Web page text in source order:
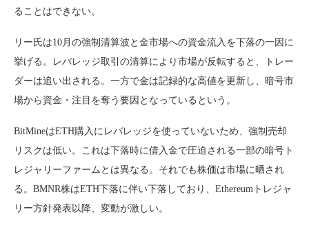
ることはできない。
リー氏は10月の強制清算波と金市場への資金流入を下落の一因に
挙げる。レバレッジ取引の清算により市場が反転すると、トレー
ダーは追い出される。一方で金は記録的な高値を更新し、暗号市
場から資金・注目を奪う要因となっているという。
BitMineはETH購入にレバレッジを使っていないため、強制売却
リスクは低い。これは下落時に借入金で圧迫される一部の暗号ト
レジャリーファームとは異なる。それでも株価は市場に晒され
る。BMNR株はETH下落に伴い下落しており、Ethereumトレジャ
リー方針発表以降、変動が激しい。